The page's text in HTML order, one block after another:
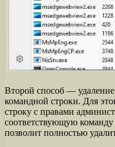
Второй способ —
командной строки. Для
строку с правами
соответствующую команду
позволит полностью